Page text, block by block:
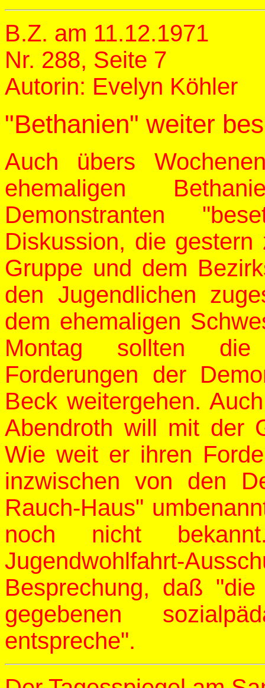
B.Z. am 11.12.1971
Nr. 288, Seite 7
Autorin: Evelyn Köhler
"Bethanien" weiter
Auch übers
ehemaligen
Demonstranten
Diskussion, die
Gruppe und dem
den Jugendlichen
dem ehemaligen
Montag sollten
Forderungen der
Beck weitergehen.
Abendroth will mit der
Wie weit er ihren
inzwischen von den
Rauch-Haus"
noch nicht
Jugendwohlfahrt-
Besprechung, daß
gegebenen
entspreche".